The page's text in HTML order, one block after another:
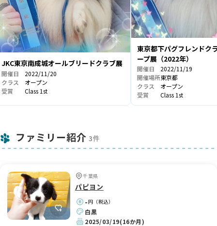
JKC東京南成城オールブリードクラブ展
開催日
2022/11/20
クラス
オープン
受賞
Class 1st
東京都下パグフレンドク
ープ展（2022年）
開催日
2022/11/19
開催場所東京都
クラス
オープン
受賞
Class 1st
ファミリー紹介 3件
千葉県
パピヨン
-円（税込）
白黒
2025/03/19(16か月)